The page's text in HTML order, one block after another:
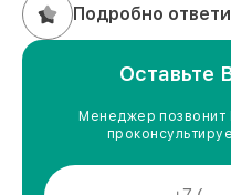
Подробно
Оставьте
Менеджер позвонит